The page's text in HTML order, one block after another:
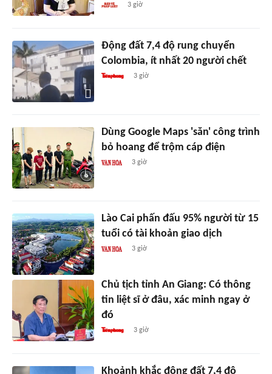
3 giờ
Động đất 7,4 độ rung chuyển
Colombia, ít nhất 20 người chết
3 giờ
Dùng Google Maps 'săn' công trình
bỏ hoang để trộm cáp điện
3 giờ
Lào Cai phấn đấu 95% người từ 15
tuổi có tài khoản giao dịch
3 giờ
Chủ tịch tỉnh An Giang: Có thông
tin liệt sĩ ở đâu, xác minh ngay ở
đó
3 giờ
Khoảnh khắc động đất 7,4 độ